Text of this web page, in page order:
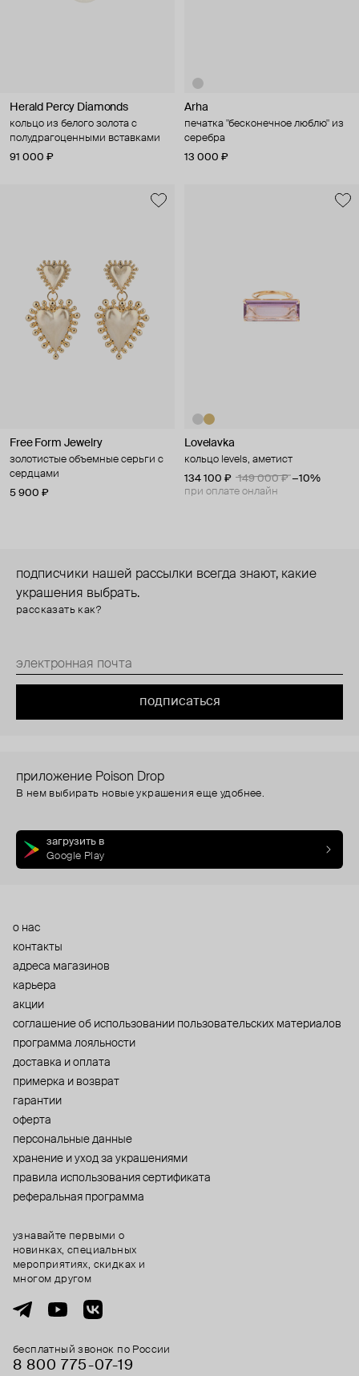
Herald Percy Diamonds
кольцо из белого золота с
полудрагоценными вставками
91 000 ₽
Arha
печатка "бесконечное люблю" из
серебра
13 000 ₽
Free Form Jewelry
золотистые объемные серьги с
сердцами
5 900 ₽
Lovelavka
кольцо levels, аметист
134 100 ₽
149 000 ₽ −10%
при оплате онлайн
подписчики нашей рассылки всегда знают, какие
украшения выбрать.
рассказать как?
подписаться
приложение Poison Drop
В нем выбирать новые украшения еще удобнее.
загрузить в
Google Play
о нас
контакты
адреса магазинов
карьера
акции
cоглашение об использовании пользовательских материалов
программа лояльности
доставка и оплата
примерка и возврат
гарантии
оферта
персональные данные
хранение и уход за украшениями
правила использования сертификата
реферальная программа
бесплатный звонок по России
8 800 775⁠-07⁠-19
узнавайте первыми о
новинках, специальных
мероприятиях, скидках и
многом другом